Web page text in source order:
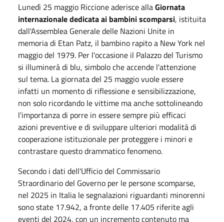
Lunedì 25 maggio Riccione aderisce allaGiornata
internazionale dedicata ai bambini scomparsi, istituita
dall'Assemblea Generale delle Nazioni Unite in
memoria di Etan Patz, il bambino rapito a New York nel
maggio del 1979. Per l'occasione il Palazzo del Turismo
si illuminerà di blu, simbolo che accende l'attenzione
sul tema. La giornata del 25 maggio vuole essere
infatti un momento di riflessione e sensibilizzazione,
non solo ricordando le vittime ma anche sottolineando
l'importanza di porre in essere sempre più efficaci
azioni preventive e di sviluppare ulteriori modalità di
cooperazione istituzionale per proteggere i minori e
contrastare questo drammatico fenomeno.
Secondo i dati dell'Ufficio del Commissario
Straordinario del Governo per le persone scomparse,
nel 2025 in Italia le segnalazioni riguardanti minorenni
sono state 17.942, a fronte delle 17.405 riferite agli
eventi del 2024, con un incremento contenuto ma